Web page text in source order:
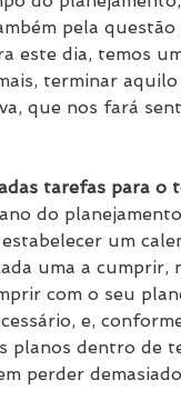
pela
este dia, temos
terminar
que nos fará
tarefas para o
do
um
uma a cumprir,
com o seu
e,
planos dentro de
perder